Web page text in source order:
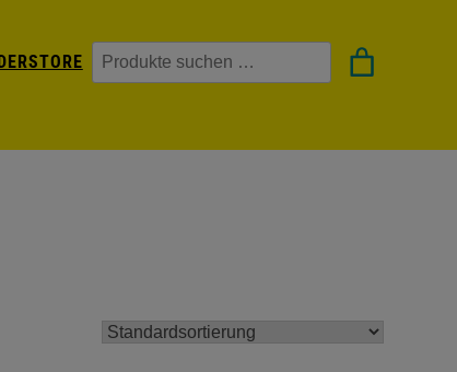
STORE Suchen